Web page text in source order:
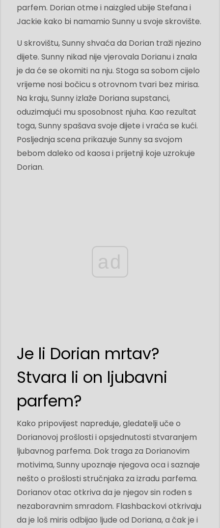
parfem. Dorian otme i naizgled ubije Stefana i
Jackie kako bi namamio Sunny u svoje skrovište.
U skrovištu, Sunny shvaća da Dorian traži njezino
dijete. Sunny nikad nije vjerovala Dorianu i znala
je da će se okomiti na nju. Stoga sa sobom cijelo
vrijeme nosi bočicu s otrovnom tvari bez mirisa.
Na kraju, Sunny izlaže Doriana supstanci,
oduzimajući mu sposobnost njuha. Kao rezultat
toga, Sunny spašava svoje dijete i vraća se kući.
Posljednja scena prikazuje Sunny sa svojom
bebom daleko od kaosa i prijetnji koje uzrokuje
Dorian.
ad
Je li Dorian mrtav?
Stvara li on ljubavni
parfem?
Kako pripovijest napreduje, gledatelji uče o
Dorianovoj prošlosti i opsjednutosti stvaranjem
ljubavnog parfema. Dok traga za Dorianovim
motivima, Sunny upoznaje njegova oca i saznaje
nešto o prošlosti stručnjaka za izradu parfema.
Dorianov otac otkriva da je njegov sin rođen s
nezaboravnim smradom. Flashbackovi otkrivaju
da je loš miris odbijao ljude od Doriana, a čak je i